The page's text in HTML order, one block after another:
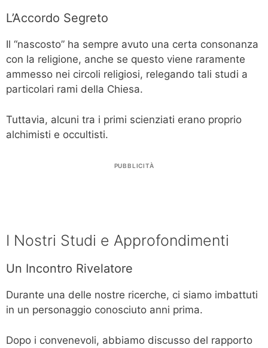
L’Accordo Segreto
Il “nascosto” ha sempre avuto una certa consonanza
con la religione, anche se questo viene raramente
ammesso nei circoli religiosi, relegando tali studi a
particolari rami della Chiesa.
Tuttavia, alcuni tra i primi scienziati erano proprio
alchimisti e occultisti.
PUBBLICITÀ
I Nostri Studi e Approfondimenti
Un Incontro Rivelatore
Durante una delle nostre ricerche, ci siamo imbattuti
in un personaggio conosciuto anni prima.
Dopo i convenevoli, abbiamo discusso del rapporto